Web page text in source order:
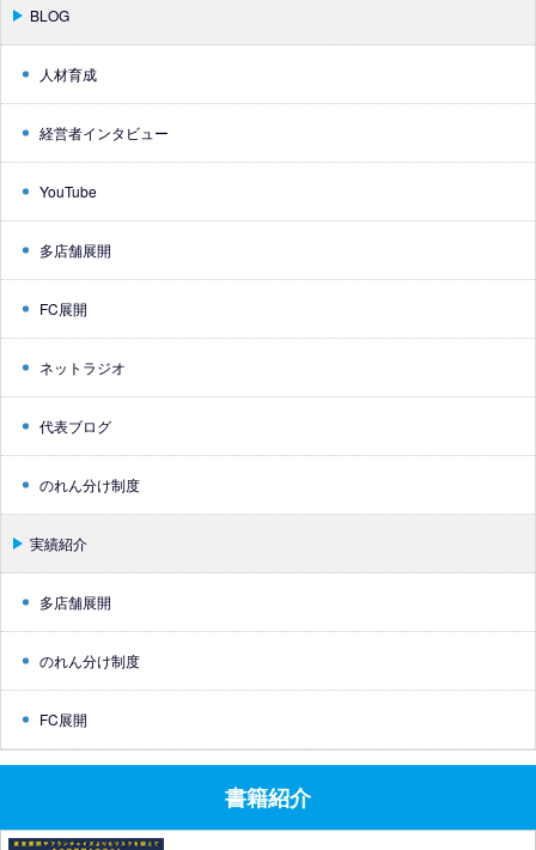
BLOG
人材育成
経営者インタビュー
YouTube
多店舗展開
FC展開
ネットラジオ
代表ブログ
のれん分け制度
実績紹介
多店舗展開
のれん分け制度
FC展開
書籍紹介